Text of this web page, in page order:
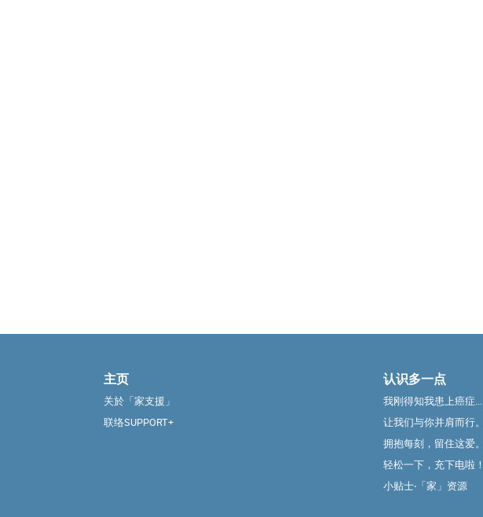
主页
关於「家支援」
联络SUPPORT+
认识多一点
我刚得知我患上癌症...
让我们与你并肩而行。
拥抱每刻，留住这爱。
轻松一下，充下电啦！
小贴士‧「家」资源